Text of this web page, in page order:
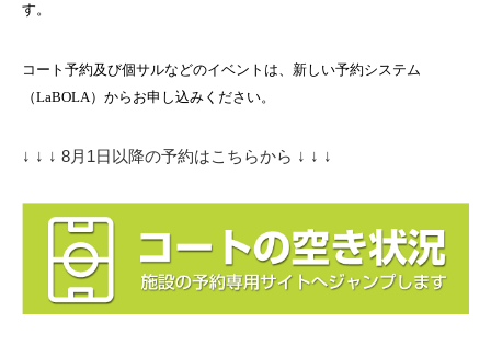
す。
コート予約及び個サルなどのイベントは、新しい予約システム
（LaBOLA）からお申し込みください。
↓ ↓ ↓ 8月1日以降の予約はこちらから ↓ ↓ ↓